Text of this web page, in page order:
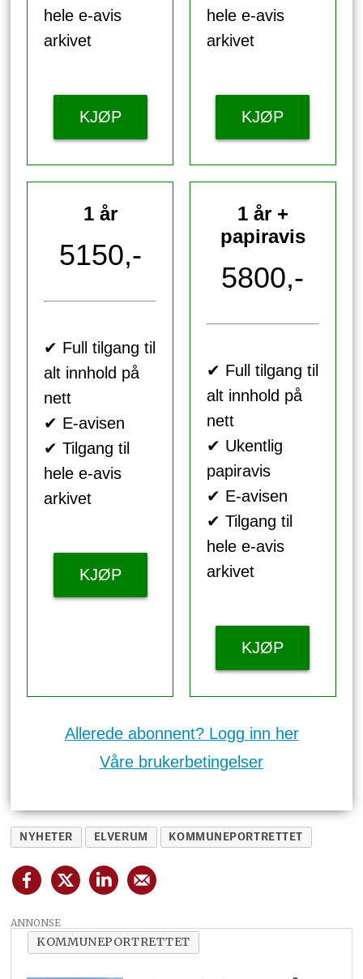
hele e-avis
arkivet
KJØP
hele e-avis
arkivet
KJØP
1 år
5150,-
✔ Full tilgang til
alt innhold på
nett
✔ E-avisen
✔ Tilgang til
hele e-avis
arkivet
KJØP
1 år +
papiravis
5800,-
✔ Full tilgang til
alt innhold på
nett
✔ Ukentlig
papiravis
✔ E-avisen
✔ Tilgang til
hele e-avis
arkivet
KJØP
Allerede abonnent? Logg inn her
Våre brukerbetingelser
NYHETER ELVERUM KOMMUNEPORTRETTET
ANNONSE
KOMMUNEPORTRETTET